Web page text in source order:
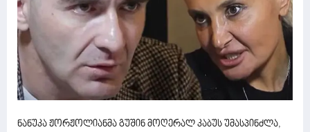
ნანუკა ჟორჟოლიანმა გუშინ მოღერალ კაბუს უმასპინძლა,